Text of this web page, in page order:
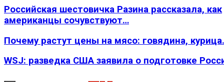
Российская шестовичка Разина рассказала, как
американцы сочувствуют…
Почему растут цены на мясо: говядина,
WSJ: разведка США заявила о подготовке